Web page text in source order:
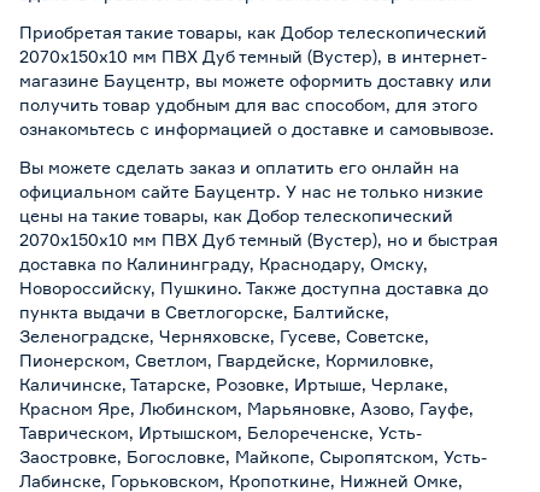
Приобретая такие товары, как Добор телескопический
2070х150х10 мм ПВХ Дуб темный (Вустер), в интернет-
магазине Бауцентр, вы можете оформить доставку или
получить товар удобным для вас способом, для этого
ознакомьтесь с информацией о доставке и самовывозе.
Вы можете сделать заказ и оплатить его онлайн на
официальном сайте Бауцентр. У нас не только низкие
цены на такие товары, как Добор телескопический
2070х150х10 мм ПВХ Дуб темный (Вустер), но и быстрая
доставка по Калининграду, Краснодару, Омску,
Новороссийску, Пушкино. Также доступна доставка до
пункта выдачи в Светлогорске, Балтийске,
Зеленоградске, Черняховске, Гусеве, Советске,
Пионерском, Светлом, Гвардейске, Кормиловке,
Каличинске, Татарске, Розовке, Иртыше, Черлаке,
Красном Яре, Любинском, Марьяновке, Азово, Гауфе,
Таврическом, Иртышском, Белореченске, Усть-
Заостровке, Богословке, Майкопе, Сыропятском, Усть-
Лабинске, Горьковском, Кропоткине, Нижней Омке,